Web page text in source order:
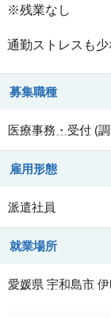
※残業なし
通勤ストレスも少
募集職種
医療事務・受付 (
雇用形態
派遣社員
就業場所
愛媛県 宇和島市